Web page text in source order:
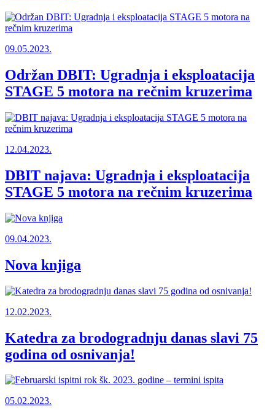
09.05.2023.
Održan DBIT: Ugradnja i eksploatacija
STAGE 5 motora na rečnim kruzerima
12.04.2023.
DBIT najava: Ugradnja i eksploatacija
STAGE 5 motora na rečnim kruzerima
09.04.2023.
Nova knjiga
12.02.2023.
Katedra za brodogradnju danas slavi 75
godina od osnivanja!
05.02.2023.